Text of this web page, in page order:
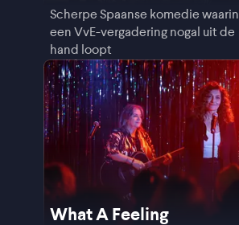
Scherpe Spaanse komedie waarin
een VvE-vergadering nogal uit de
hand loopt
What A Feeling